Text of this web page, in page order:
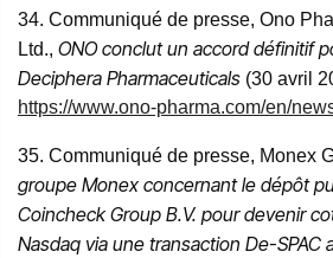
34. Communiqué de presse, Ono
Ltd., ONO conclut un accord définitif
Deciphera Pharmaceuticals (30 avril
https://www.ono-pharma.com/en/
35. Communiqué de presse, Monex
groupe Monex concernant le dépôt
Coincheck Group B.V. pour devenir
Nasdaq via une transaction De-SPAC